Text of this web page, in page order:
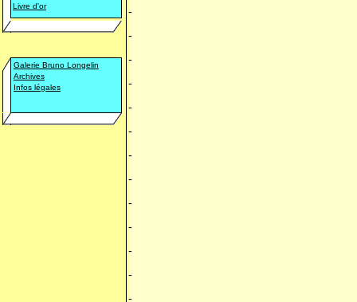
Livre d'or
Galerie Bruno Longelin
Archives
Infos légales
-
-
-
-
-
-
-
-
-
-
-
-
-